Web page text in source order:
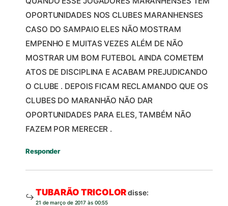
OPORTUNIDADES NOS CLUBES MARANHENSES
CASO DO SAMPAIO ELES NÃO MOSTRAM
EMPENHO E MUITAS VEZES ALÉM DE NÃO
MOSTRAR UM BOM FUTEBOL AINDA COMETEM
ATOS DE DISCIPLINA E ACABAM PREJUDICANDO
O CLUBE . DEPOIS FICAM RECLAMANDO QUE OS
CLUBES DO MARANHÃO NÃO DAR
OPORTUNIDADES PARA ELES, TAMBÉM NÃO
FAZEM POR MERECER .
Responder
TUBARÃO TRICOLORdisse:
21 de março de 2017 às 00:55